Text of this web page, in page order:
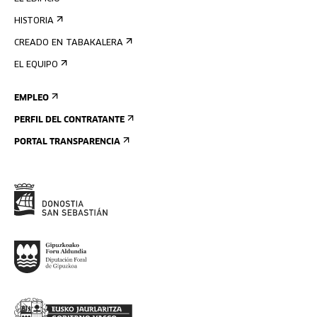
HISTORIA
CREADO EN TABAKALERA
EL EQUIPO
EMPLEO
PERFIL DEL CONTRATANTE
PORTAL TRANSPARENCIA